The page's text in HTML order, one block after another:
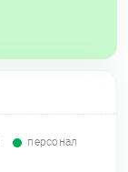
персонал